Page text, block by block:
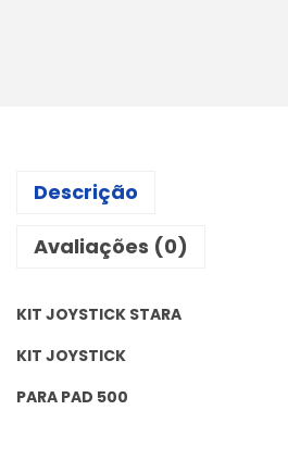
Descrição
Avaliações (0)
KIT JOYSTICK STARA
KIT JOYSTICK
PARA PAD 500